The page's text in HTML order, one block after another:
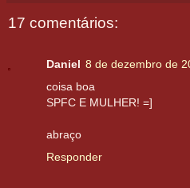
17 comentários:
Daniel 8 de dezembro de
coisa boa
SPFC E MULHER! =]
abraço
Responder